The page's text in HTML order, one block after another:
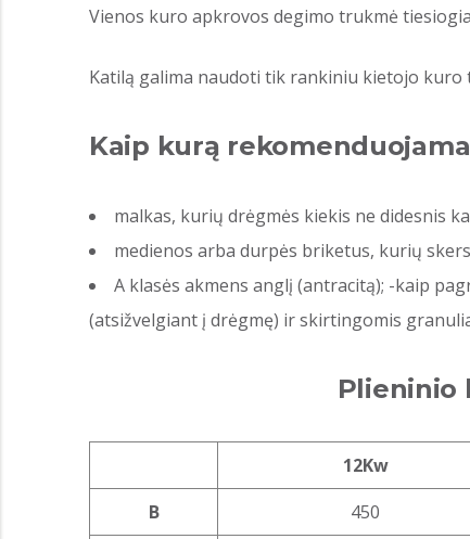
Vienos kuro apkrovos degimo trukmė
Katilą galima naudoti tik rankiniu kietojo
Kaip kurą
malkas, kurių drėgmės kiekis ne didesnis
medienos arba durpės briketus, kurių
A klasės akmens anglį (antracitą); -kaip
(atsižvelgiant į drėgmę) ir skirtingomis
Plieninio
12Kw
B
450